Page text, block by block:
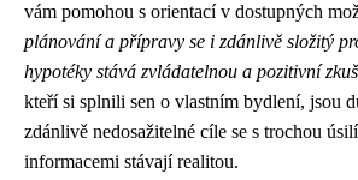
vám pomohou s orientací v dostupných
plánování a přípravy se i zdánlivě složitý
hypotéky stává zvládatelnou a pozitivní
kteří si splnili sen o vlastním bydlení, jsou
zdánlivě nedosažitelné cíle se s trochou
informacemi stávají realitou.